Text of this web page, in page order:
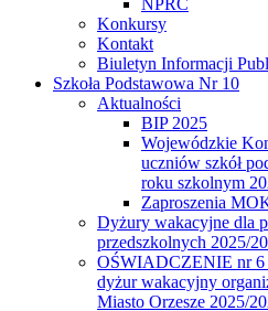
NPRC
Konkursy
Kontakt
Biuletyn Informacji
Szkoła Podstawowa Nr 10
Aktualności
BIP 2025
Wojewódzkie
uczniów szkół
roku szkolnym
Zaproszenia
Dyżury wakacyjne dla
przedszkolnych 2025/
OŚWIADCZENIE nr 6
dyżur wakacyjny
Miasto Orzesze 2025/